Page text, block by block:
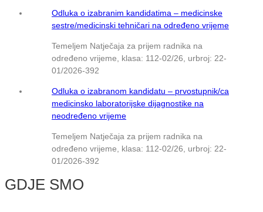
Odluka o izabranim kandidatima – medicinske
sestre/medicinski tehničari na određeno vrijeme
Temeljem Natječaja za prijem radnika na
određeno vrijeme, klasa: 112-02/26, urbroj: 22-
01/2026-392
Odluka o izabranom kandidatu – prvostupnik/ca
medicinsko laboratorijske dijagnostike na
neodređeno vrijeme
Temeljem Natječaja za prijem radnika na
određeno vrijeme, klasa: 112-02/26, urbroj: 22-
01/2026-392
GDJE SMO